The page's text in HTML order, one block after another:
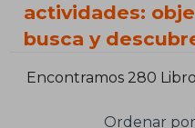
actividades:
busca y
Encontramos 280
Ordenar por